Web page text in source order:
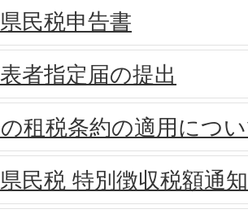
民税申告書
者指定届の提出
租税条約の適用につ
民税 特別徴収税額通